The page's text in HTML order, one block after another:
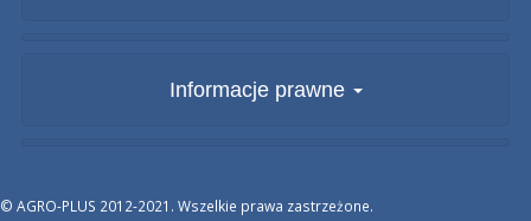
Informacje prawne
© AGRO-PLUS 2012-2021. Wszelkie prawa zastrzeżone.